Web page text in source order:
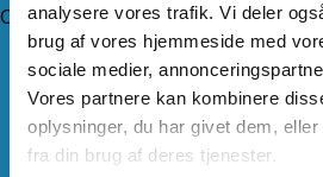
analysere vores trafik. Vi deler
brug af vores hjemmeside med
sociale medier,
Vores partnere kan kombinere
oplysninger, du har givet dem,
fra din brug af deres tjenester.
Om Hjemmeudstyr
Om os
Handelsbetingelser
Levering
Kundeservice
Returnering
Privatlivspolitik